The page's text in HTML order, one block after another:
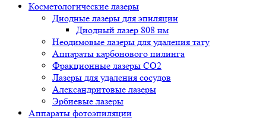
Косметологические лазеры
Диодные лазеры для эпиляции
Диодный лазер 808 нм
Неодимовые лазеры для удаления тату
Аппараты карбонового пилинга
Фракционные лазеры CO2
Лазеры для удаления сосудов
Александритовые лазеры
Эрбиевые лазеры
Аппараты фотоэпиляции